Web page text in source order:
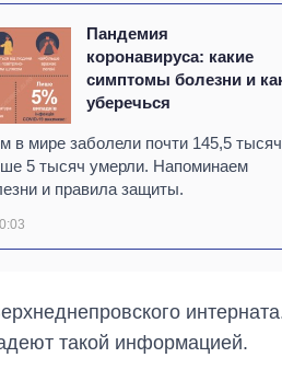
Пандемия
коронавируса: какие
симптомы болезни и
уберечься
в мире заболели почти 145,5 тысяч
5 тысяч умерли. Напоминаем
и правила защиты.
такой информацией.